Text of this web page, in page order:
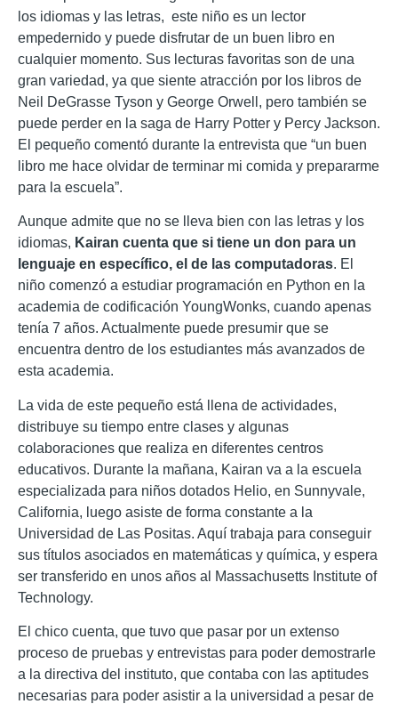
los idiomas y las letras, este niño es un lector
empedernido y puede disfrutar de un buen libro en
cualquier momento. Sus lecturas favoritas son de una
gran variedad, ya que siente atracción por los libros de
Neil DeGrasse Tyson y George Orwell, pero también se
puede perder en la saga de Harry Potter y Percy Jackson.
El pequeño comentó durante la entrevista que “un buen
libro me hace olvidar de terminar mi comida y prepararme
para la escuela”.
Aunque admite que no se lleva bien con las letras y los
idiomas, Kairan cuenta que si tiene un don para un
lenguaje en específico, el de las computadoras. El
niño comenzó a estudiar programación en Python en la
academia de codificación YoungWonks, cuando apenas
tenía 7 años. Actualmente puede presumir que se
encuentra dentro de los estudiantes más avanzados de
esta academia.
La vida de este pequeño está llena de actividades,
distribuye su tiempo entre clases y algunas
colaboraciones que realiza en diferentes centros
educativos. Durante la mañana, Kairan va a la escuela
especializada para niños dotados Helio, en Sunnyvale,
California, luego asiste de forma constante a la
Universidad de Las Positas. Aquí trabaja para conseguir
sus títulos asociados en matemáticas y química, y espera
ser transferido en unos años al Massachusetts Institute of
Technology.
El chico cuenta, que tuvo que pasar por un extenso
proceso de pruebas y entrevistas para poder demostrarle
a la directiva del instituto, que contaba con las aptitudes
necesarias para poder asistir a la universidad a pesar de